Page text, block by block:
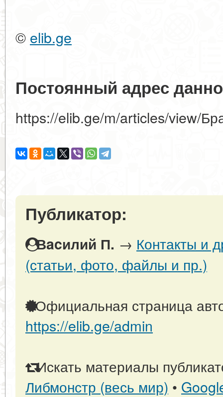
© elib.ge
Постоянный адрес
https://elib.ge/m/articles/view/
Публикатор:
Вacилий П. → Контакты и
(статьи, фото, файлы и пр.)
Официальная страница
https://elib.ge/admin
Искать материалы
Либмонстр (весь мир) •